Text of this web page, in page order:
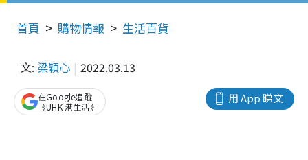
首頁 購物情報 生活百貨
文: 梁穎心 2022.03.13
用 App 睇文
在Google追蹤
《UHK 港生活》